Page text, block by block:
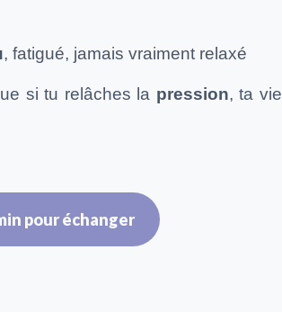
, fatigué, jamais vraiment relaxé
si tu relâches la pression, ta vie
pour échanger